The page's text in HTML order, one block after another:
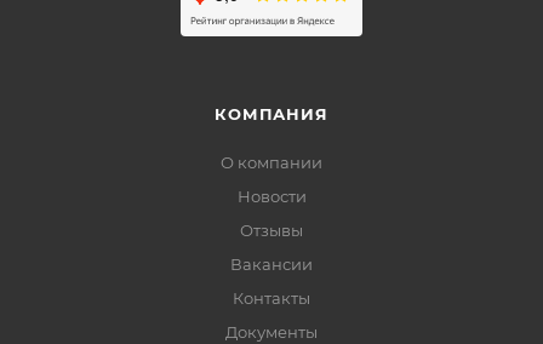
КОМПАНИЯ
О компании
Новости
Отзывы
Вакансии
Контакты
Документы